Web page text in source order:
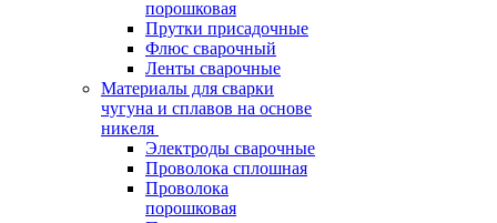
порошковая
Прутки присадочные
Флюс сварочный
Ленты сварочные
Материалы для сварки
чугуна и сплавов на основе
никеля
Электроды сварочные
Проволока сплошная
Проволока
порошковая